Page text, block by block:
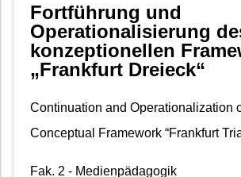
Fortführung und
Operationalisierung
konzeptionellen
„Frankfurt Dreieck“
Continuation and Operationalization
Conceptual Framework “Frankfurt
Fak. 2 - Medienpädagogik